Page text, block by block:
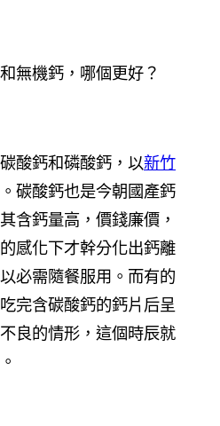
無機鈣，哪個更好？
鈣和磷酸鈣，以新竹
碳酸鈣也是今朝國產鈣
含鈣量高，價錢廉價，
感化下才幹分化出鈣離
必需隨餐服用。而有的
完含碳酸鈣的鈣片后呈
良的情形，這個時辰就